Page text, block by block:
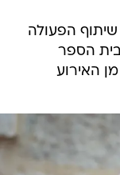
שיתוף הפעולה
הספר
האירוע